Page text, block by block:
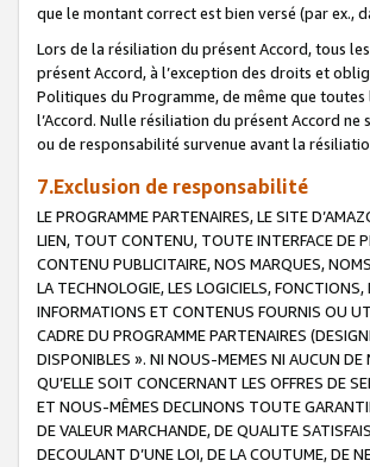
que le montant correct est bien versé (par ex.,
Lors de la résiliation du présent Accord, tous
présent Accord, à l’exception des droits et
Politiques du Programme, de même que
l’Accord. Nulle résiliation du présent Accord
ou de responsabilité survenue avant la
7.Exclusion de responsabilité
LE PROGRAMME PARTENAIRES, LE SITE
LIEN, TOUT CONTENU, TOUTE INTERFACE DE
CONTENU PUBLICITAIRE, NOS MARQUES,
LA TECHNOLOGIE, LES LOGICIELS,
INFORMATIONS ET CONTENUS FOURNIS OU
CADRE DU PROGRAMME PARTENAIRES
DISPONIBLES ». NI NOUS-MEMES NI AUCUN
QU’ELLE SOIT CONCERNANT LES OFFRES DE
ET NOUS-MÊMES DECLINONS TOUTE
DE VALEUR MARCHANDE, DE QUALITE
DECOULANT D’UNE LOI, DE LA COUTUME, DE